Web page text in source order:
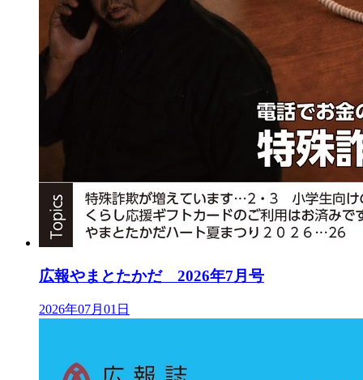
広報やまとたかだ 2026年7月号
2026年07月01日